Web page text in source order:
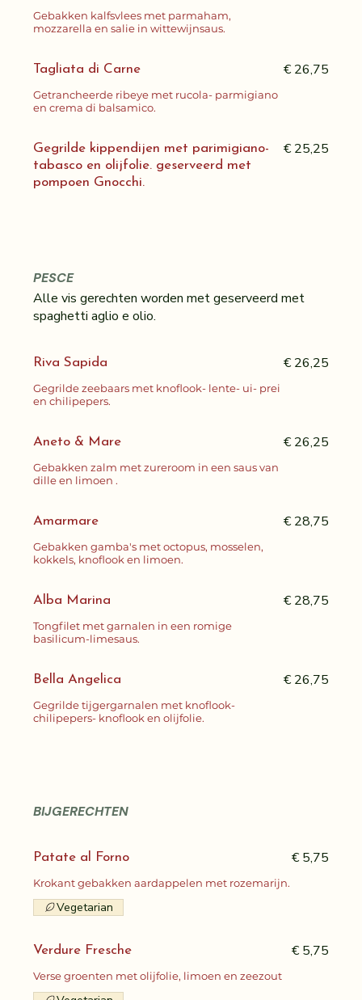
Gebakken kalfsvlees met parmaham,
mozzarella en salie in wittewijnsaus.
Tagliata di Carne
Getrancheerde ribeye met rucola- parmigiano
en crema di balsamico.
€ 26,75
Gegrilde kippendijen met parimigiano-
tabasco en olijfolie. geserveerd met
pompoen Gnocchi.
€ 25,25
PESCE
Alle vis gerechten worden met geserveerd met
spaghetti aglio e olio.
Riva Sapida
Gegrilde zeebaars met knoflook- lente- ui- prei
en chilipepers.
€ 26,25
Aneto & Mare
Gebakken zalm met zureroom in een saus van
dille en limoen .
€ 26,25
Amarmare
Gebakken gamba's met octopus, mosselen,
kokkels, knoflook en limoen.
€ 28,75
Alba Marina
Tongfilet met garnalen in een romige
basilicum-limesaus.
€ 28,75
Bella Angelica
Gegrilde tijgergarnalen met knoflook-
chilipepers- knoflook en olijfolie.
€ 26,75
BIJGERECHTEN
Patate al Forno
Krokant gebakken aardappelen met rozemarijn.
€ 5,75
Vegetarian
Verdure Fresche
Verse groenten met olijfolie, limoen en zeezout
€ 5,75